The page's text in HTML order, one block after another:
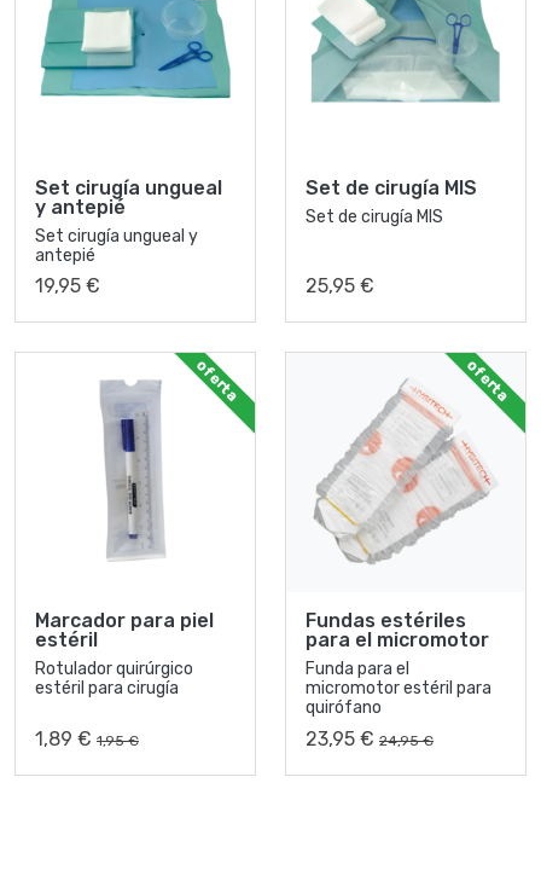
Set cirugía ungueal
y antepié
Set cirugía ungueal y
antepié
19,95 €
Set de cirugía MIS
Set de cirugía MIS
25,95 €
Marcador para piel
estéril
Rotulador quirúrgico
estéril para cirugía
1,89 € 1,95 €
oferta
Fundas estériles
para el micromotor
Funda para el
micromotor estéril para
quirófano
23,95 € 24,95 €
oferta